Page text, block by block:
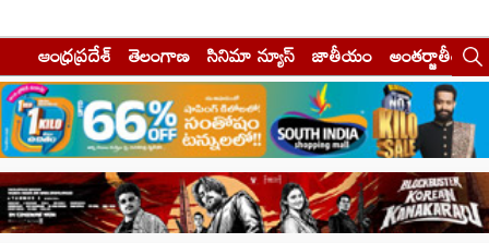
ఆంధ్రప్రదేశ్ తెలంగాణ సినిమా న్యూస్ జాతీయం అంతర్జాతీయం